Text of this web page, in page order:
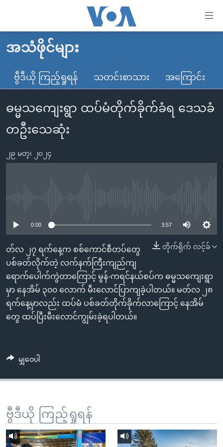
လွယ်ကူ
သည့်
များ
ပင်မ
သို့
စာမျက်နှာ
သို့
ကျော်
ကြည့်
ရန်
ရှာဖွေ
သို့
မူလစာမျက်နှာ
မြန်မာ
ကမ္ဘာ့သတင်းများ
နိုင်ငံတကာ
အမေရိကန်
အစ္စရေး-ပါလက်စတိုင်း
ဗွီဒီယို
သတင်းလွတ်လပ်ခွင့်
ရပ်ဝန်းတခု လမ်းတခု အလွန်
အင်္ဂလိပ်စာလေ့လာမယ်
ဗွီအိုအေ လူမှုကွန်ယက်များ
ဘာသာစကားများ
အသံဖိုင်များ
ဗွီဒီယို ကြည့်ရှုရန် သတင်းစာသား အကြောင်း
ဓမ္မသကျေးရွာ ထပ်မံတိုက်ခိုက်ခံရ ဒေသခံ
တဦးသေဆုံး
၂၉ မတ္၊ ၂၀၂၄
0:00 3:57
တိုက်ရိုက် လင့်ခ်
တ်လ ၂၇ ရက်နေ့က စစ်ကောင်စီတပ်တွေ
ပစ်ခတ်လိုက်တဲ့ လက်နက်ကြီးကျည်ကျ
ရောက်ပေါက်ကွဲတာကြောင့် မွန်-ကရင်နယ်စပ်က ဓမ္မသကျေးရွာ
မှာ နေအိမ် ၃၀၀ လောက် မီးလောင်ပြာကျခဲ့ပါတယ်။ မတ်လ ၂၈
ရက်နေ့မှာလည်း ထပ်မံ ပစ်ခတ်တိုက်ခိုက်လာကြောင့် နေအိမ်
တွေ ထပ်ပြီးမီးလောင်ကျွမ်းခဲ့ရပါတယ်။
မျှဝေပါ
ဗွီဒီယို ကြည့်ရှုရန်